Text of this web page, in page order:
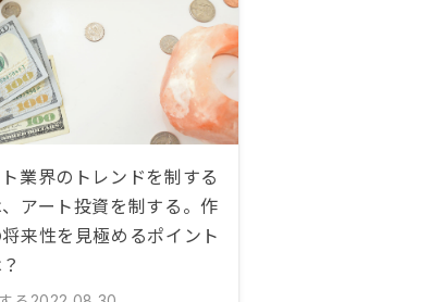
業界のトレンドを制する
アート投資を制する。作
来性を見極めるポイント